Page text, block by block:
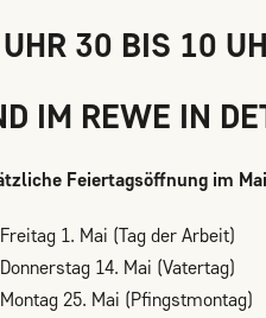
30 BIS 10
IM REWE IN
Feiertagsöffnung im Mai
Freitag 1. Mai (Tag der Arbeit)
Donnerstag 14. Mai (Vatertag)
Montag 25. Mai (Pfingstmontag)